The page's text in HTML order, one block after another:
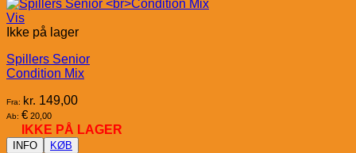
Vis
Ikke på lager
Spillers Senior
Condition Mix
Fra: kr. 149,00
Ab: € 20,00
IKKE PÅ LAGER
INFO KØB